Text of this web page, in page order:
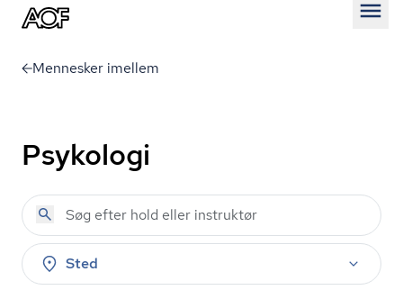
Mennesker imellem
Psykologi
Sted